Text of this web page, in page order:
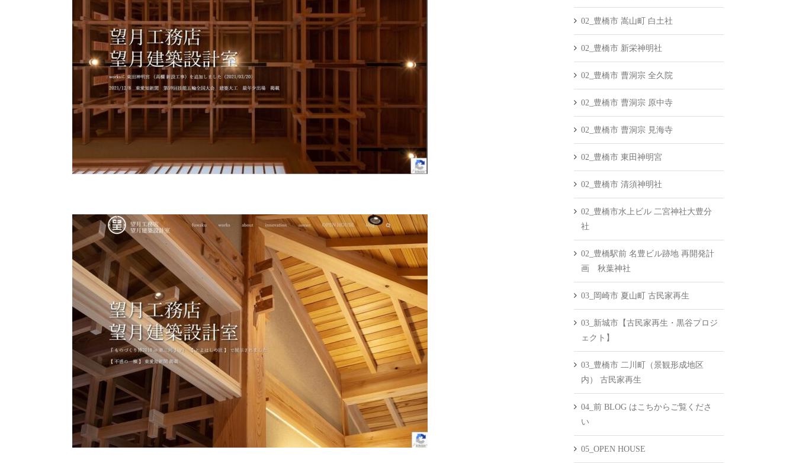
02_豊橋市 嵩山町 白土社
02_豊橋市 新栄神明社
02_豊橋市 曹洞宗 全久院
02_豊橋市 曹洞宗 原中寺
02_豊橋市 曹洞宗 見海寺
02_豊橋市 東田神明宮
02_豊橋市 清須神明社
02_豊橋市水上ビル 二宮神社大豊分
社
02_豊橋駅前 名豊ビル跡地 再開発計
画 秋葉神社
03_岡崎市 夏山町 古民家再生
03_新城市【古民家再生・黒谷プロジ
ェクト】
03_豊橋市 二川町（景観形成地区
内） 古民家再生
04_前 BLOG はこちからご覧くださ
い
05_OPEN HOUSE